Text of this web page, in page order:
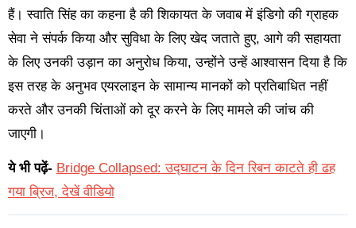
हैं। स्वाति सिंह का कहना है की शिकायत के जवाब में इंडिगो की ग्राहक
सेवा ने संपर्क किया और सुविधा के लिए खेद जताते हुए, आगे की सहायता
के लिए उनकी उड़ान का अनुरोध किया, उन्होंने उन्हें आश्वासन दिया है कि
इस तरह के अनुभव एयरलाइन के सामान्य मानकों को प्रतिबाधित नहीं
करते और उनकी चिंताओं को दूर करने के लिए मामले की जांच की
जाएगी।
ये भी पढ़ें- Bridge Collapsed: उद्घाटन के दिन रिबन काटते ही ढह
गया ब्रिज, देखें वीडियो